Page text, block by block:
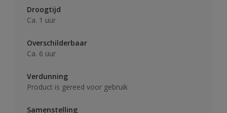
Droogtijd
Ca. 1 uur
Overschilderbaar
Ca. 6 uur
Verdunning
Product is gereed voor gebruik
Samenstelling